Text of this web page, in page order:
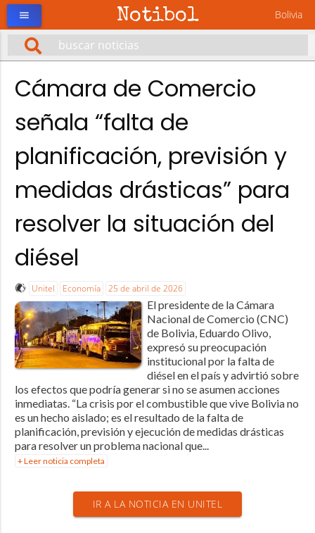
Notibol Bolivia
menu
Cámara de Comercio
señala “falta de
planificación, previsión y
medidas drásticas” para
resolver la situación del
diésel
Unitel Economía 25 de abril de 2026
El presidente de la Cámara
Nacional de Comercio (CNC)
de Bolivia, Eduardo Olivo,
expresó su preocupación
institucional por la falta de
diésel en el país y advirtió sobre
los efectos que podría generar si no se asumen acciones
inmediatas. “La crisis por el combustible que vive Bolivia no
es un hecho aislado; es el resultado de la falta de
planificación, previsión y ejecución de medidas drásticas
para resolver un problema nacional que...
+ Leer noticia completa
IR A LA NOTICIA EN UNITEL